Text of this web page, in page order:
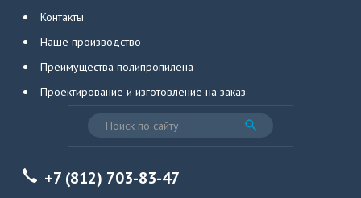
Контакты
Наше производство
Преимущества полипропилена
Проектирование и изготовление на заказ
+7 (812) 703-83-47